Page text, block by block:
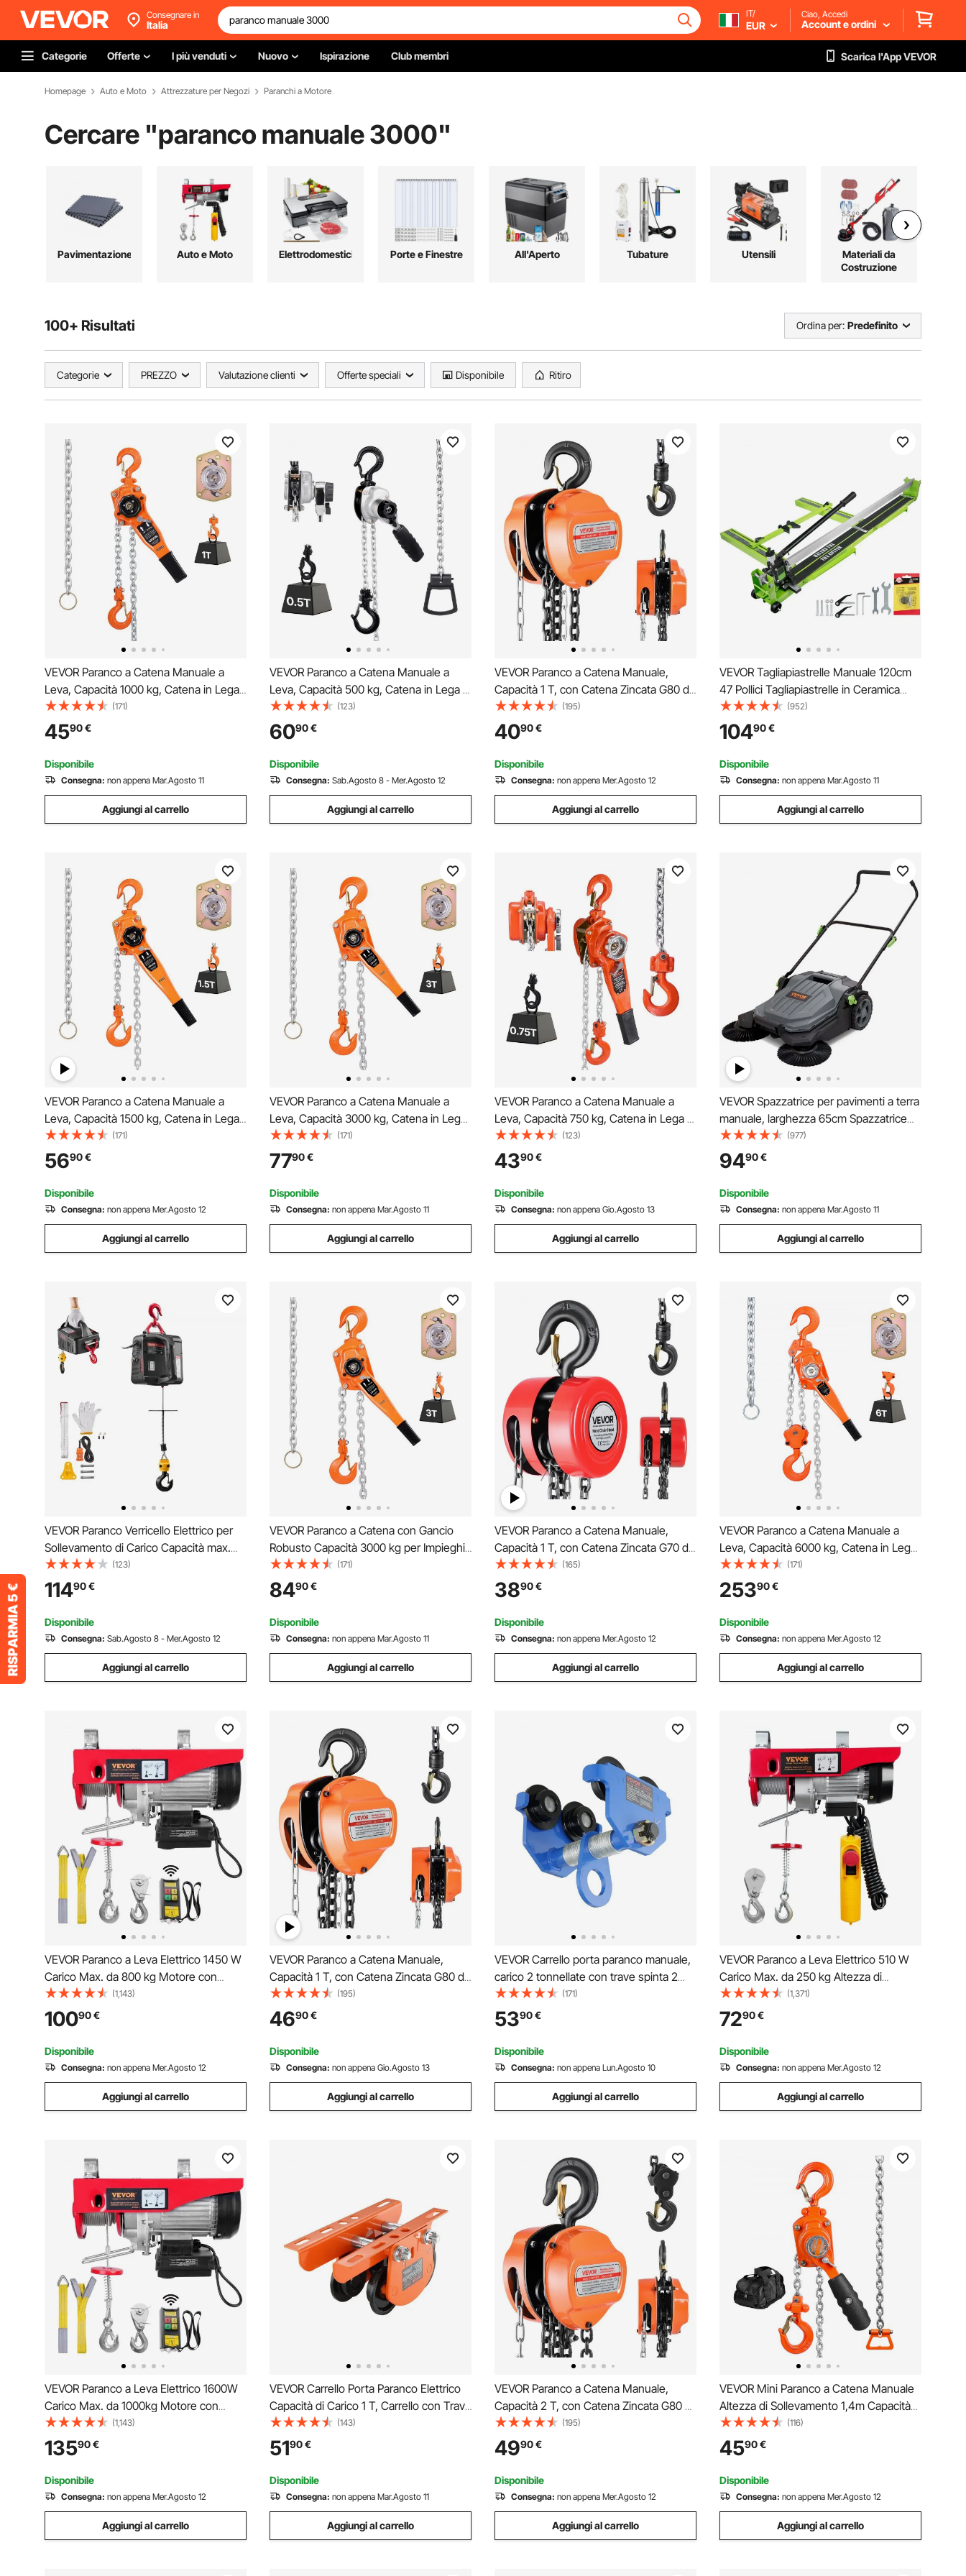
Consegnare in
Italia
IT/
EUR
Ciao, Accedi
Account e ordini
Categorie Offerte I più venduti Nuovo Ispirazione Club membri Scarica l'App VEVOR
Homepage Auto e Moto Attrezzature per Negozi Paranchi a Motore
Cercare "paranco manuale 3000"
Pavimentazione Auto e Moto Elettrodomestici Porte e Finestre All'Aperto Tubature Utensili
Materiali da
Costruzione
100+ Risultati Ordina per: Predefinito
Categorie PREZZO Valutazione clienti Offerte speciali Disponibile Ritiro
VEVOR Paranco a Catena Manuale a
Leva, Capacità 1000 kg, Catena in Lega
di Acciaio G80 con Sollevamento di 3 m
e Freno Meccanico a Doppio Nottolino,
Ganci Rotanti, per Magazzino Garage
(171)
4590€
Disponibile
Consegna: non appena Mar.Agosto 11
Aggiungi al carrello
VEVOR Paranco a Catena Manuale a
Leva, Capacità 500 kg, Catena in Lega di
Acciaio G80 con Sollevamento di 3 m e
Freno Meccanico a Doppio Nottolino,
Ganci Rotanti, per Magazzino Garage
(123)
6090€
Disponibile
Consegna: Sab.Agosto 8 - Mer.Agosto 12
Aggiungi al carrello
VEVOR Paranco a Catena Manuale,
Capacità 1 T, con Catena Zincata G80 di
Aggiornamento, Altezza di Sollevamento
3 m, Paranco a Puleggia per Macchinari
Automobilistici da Magazzino, Arancione
(195)
4090€
Disponibile
Consegna: non appena Mer.Agosto 12
Aggiungi al carrello
VEVOR Tagliapiastrelle Manuale 120cm
47 Pollici Tagliapiastrelle in Ceramica
Taglia Piastrelle Manuale in Acciaio
(952)
10490€
Disponibile
Consegna: non appena Mar.Agosto 11
Aggiungi al carrello
VEVOR Paranco a Catena Manuale a
Leva, Capacità 1500 kg, Catena in Lega
di Acciaio G80 con Sollevamento di 3 m
e Freno Meccanico a Doppio Nottolino,
Ganci Rotanti, per Magazzino Garage
(171)
5690€
Disponibile
Consegna: non appena Mer.Agosto 12
Aggiungi al carrello
VEVOR Paranco a Catena Manuale a
Leva, Capacità 3000 kg, Catena in Lega
di Acciaio G80 con Sollevamento di 3 m
e Freno Meccanico a Doppio Nottolino,
Ganci Rotanti, per Magazzino Garage
(171)
7790€
Disponibile
Consegna: non appena Mar.Agosto 11
Aggiungi al carrello
VEVOR Paranco a Catena Manuale a
Leva, Capacità 750 kg, Catena in Lega di
Acciaio G80 con Sollevamento di 3 m e
Freno Meccanico a Doppio Nottolino,
Ganci Rotanti, per Magazzino Garage
(123)
4390€
Disponibile
Consegna: non appena Gio.Agosto 13
Aggiungi al carrello
VEVOR Spazzatrice per pavimenti a terra
manuale, larghezza 65cm Spazzatrice
per pavimenti manuale, contenitore per
rifiuti da 18,9L, maniglia in angolazione e
altezza, cortile, garage, patio
(977)
9490€
Disponibile
Consegna: non appena Mar.Agosto 11
Aggiungi al carrello
VEVOR Paranco Verricello Elettrico per
Sollevamento di Carico Capacità max.
500 kg, Gru Portatile con Argano da
1500 W, Altezza di Sollevamento 7,6 m,
Paranco Manuale Telecomandato
Cablato
(123)
11490€
Disponibile
Consegna: Sab.Agosto 8 - Mer.Agosto 12
Aggiungi al carrello
VEVOR Paranco a Catena con Gancio
Robusto Capacità 3000 kg per Impieghi
Gravosi, Catena in Lega di Acciaio G80
con Sollevamento 6 m e Freno
Meccanico a Doppio Nottolino, Ganci
Rotanti, per Magazzino
(171)
8490€
Disponibile
Consegna: non appena Mar.Agosto 11
Aggiungi al carrello
VEVOR Paranco a Catena Manuale,
Capacità 1 T, con Catena Zincata G70 di
Aggiornamento, Altezza di Sollevamento
3 m, Paranco a Puleggia per Macchinari
Automobilistici da Magazzino, Rosso
(165)
3890€
Disponibile
Consegna: non appena Mer.Agosto 12
Aggiungi al carrello
VEVOR Paranco a Catena Manuale a
Leva, Capacità 6000 kg, Catena in Lega
di Acciaio G80 con Sollevamento di 6 m
e Freno Meccanico a Doppio Nottolino,
Ganci Rotanti, per Magazzino Garage
(171)
25390€
Disponibile
Consegna: non appena Mer.Agosto 12
Aggiungi al carrello
VEVOR Paranco a Leva Elettrico 1450 W
Carico Max. da 800 kg Motore con
Telecomando Senza Filo Distanza da
10m, Paranco Elettrico a Leva per
Sollevamento Carico Velocità 10 m/min
Altezza 12m
(1,143)
10090€
Disponibile
Consegna: non appena Mer.Agosto 12
Aggiungi al carrello
VEVOR Paranco a Catena Manuale,
Capacità 1 T, con Catena Zincata G80 di
Aggiornamento, Altezza di Sollevamento
6 m, Paranco a Puleggia per Macchinari
Automobilistici da Magazzino, Arancione
(195)
4690€
Disponibile
Consegna: non appena Gio.Agosto 13
Aggiungi al carrello
VEVOR Carrello porta paranco manuale,
carico 2 tonnellate con trave spinta 2
ruote, Larghezza regolabile trave a I
63,5-177,8 mm, Paranco da garage in
acciaio legato per trave a I dritta e curva
(171)
5390€
Disponibile
Consegna: non appena Lun.Agosto 10
Aggiungi al carrello
VEVOR Paranco a Leva Elettrico 510 W
Carico Max. da 250 kg Altezza di
Sollevamento 12 m Motore con
Telecomando, Paranco Elettrico a Leva
per Sollevamento Carico Velocità 10
m/min da Garage
(1,371)
7290€
Disponibile
Consegna: non appena Mer.Agosto 12
Aggiungi al carrello
VEVOR Paranco a Leva Elettrico 1600W
Carico Max. da 1000kg Motore con
Telecomando Senza Filo Distanza da
10m, Paranco Elettrico a Leva per
Sollevamento Carico Velocità 10 m/min
Altezza 12m
(1,143)
13590€
Disponibile
Consegna: non appena Mer.Agosto 12
Aggiungi al carrello
VEVOR Carrello Porta Paranco Elettrico
Capacità di Carico 1 T, Carrello con Trave
di Spinta in Acciaio Legato Larghezza
Regolabile 68-110 mm, Porta Paranco
Supporto per Paranco Elettrico Trave I e
H
(143)
5190€
Disponibile
Consegna: non appena Mar.Agosto 11
Aggiungi al carrello
VEVOR Paranco a Catena Manuale,
Capacità 2 T, con Catena Zincata G80 di
Aggiornamento, Altezza di Sollevamento
3 m, Paranco a Puleggia per Macchinari
Automobilistici da Magazzino, Arancione
(195)
4990€
Disponibile
Consegna: non appena Mer.Agosto 12
Aggiungi al carrello
VEVOR Mini Paranco a Catena Manuale
Altezza di Sollevamento 1,4m Capacità
Carico Max. 0,25 Tonnellate Forza di
Trazione 140N, Paranco a Catena
Manuale per Sollevamento 0,25T in
Acciaio al Carbonio G80
(116)
4590€
Disponibile
Consegna: non appena Mer.Agosto 12
Aggiungi al carrello